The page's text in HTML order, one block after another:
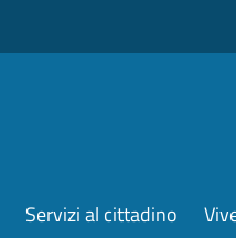
Servizi al cittadino